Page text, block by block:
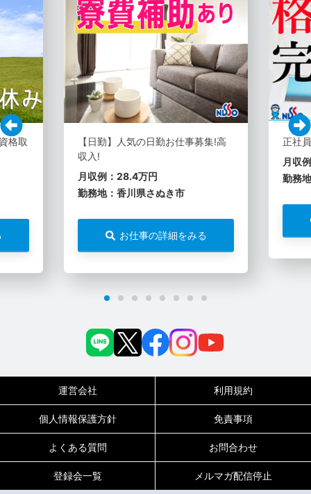
格取
【日勤】人気の日勤お仕事募集!高
収入!
月収例：28.4万円
勤務地：香川県さぬき市
お仕事の詳細をみる
正社
月収
勤務
運営会社 利用規約
個人情報保護方針 免責事項
よくある質問 お問合わせ
登録会一覧 メルマガ配信停止